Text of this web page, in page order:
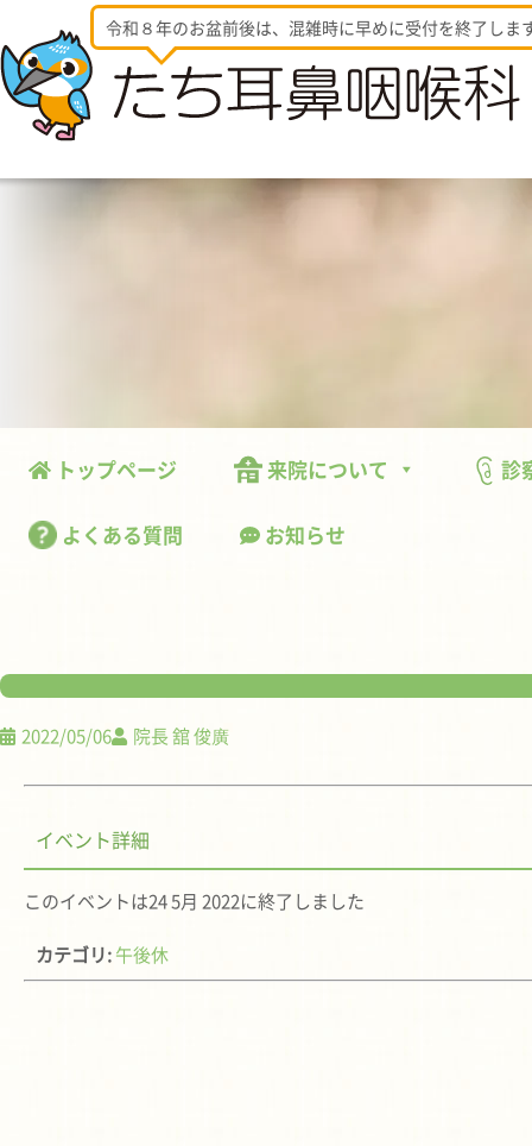
令和８年のお盆前後は、混雑時に早めに受付を終了しま
トップページ 来院について 診
よくある質問 お知らせ
2022/05/06 院長 舘 俊廣
イベント詳細
このイベントは24 5月 2022に終了しました
カテゴリ:午後休